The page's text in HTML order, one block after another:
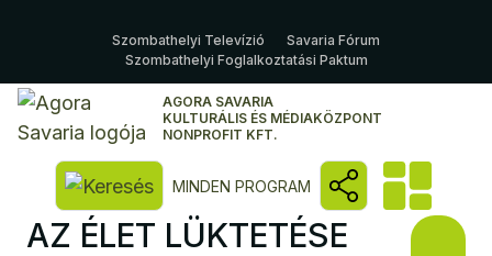
Szombathelyi Televízió
Savaria Fórum
Szombathelyi Foglalkoztatási Paktum
AGORA SAVARIA
KULTURÁLIS ÉS MÉDIAKÖZPONT
NONPROFIT KFT.
Kereső megnyitása
MINDEN PROGRAM
AZ ÉLET LÜKTETÉSE